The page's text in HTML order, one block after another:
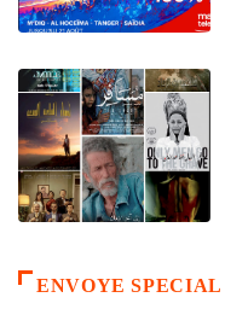
ENVOYE SPECIAL